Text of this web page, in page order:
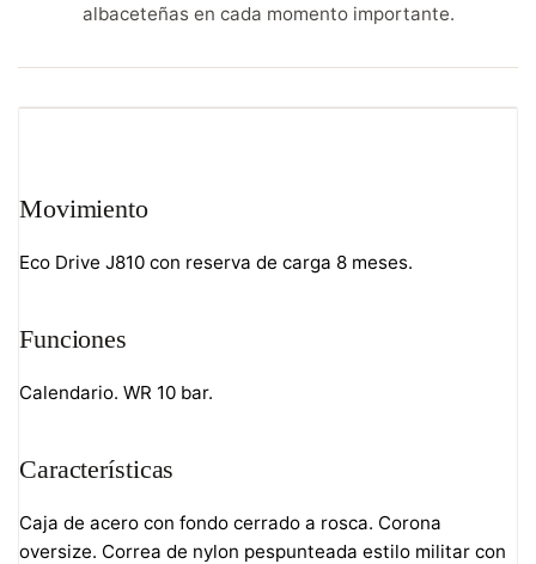
albaceteñas en cada momento importante.
Movimiento
Eco Drive J810 con reserva de carga 8 meses.
Funciones
Calendario. WR 10 bar.
Características
Caja de acero con fondo cerrado a rosca. Corona
oversize. Correa de nylon pespunteada estilo militar con